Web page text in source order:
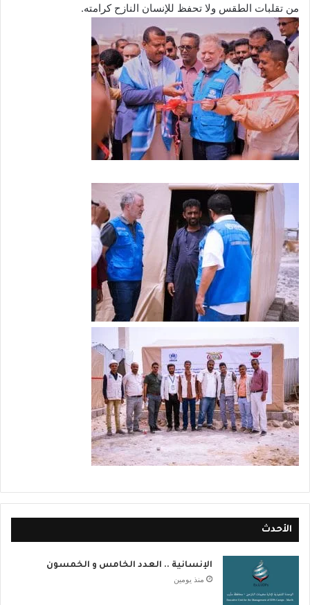
من تقلبات الطقس ولا تحفظ للإنسان النازح كرامته.
الأحدث
الإنسانية .. العدد الخامس و الخمسون
منذ يومين